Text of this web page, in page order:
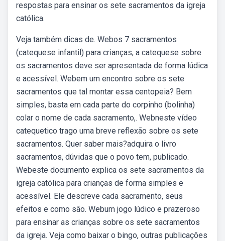
respostas para ensinar os sete sacramentos da igreja
católica.
Veja também dicas de. Webos 7 sacramentos
(catequese infantil) para crianças, a catequese sobre
os sacramentos deve ser apresentada de forma lúdica
e acessível. Webem um encontro sobre os sete
sacramentos que tal montar essa centopeia? Bem
simples, basta em cada parte do corpinho (bolinha)
colar o nome de cada sacramento,. Webneste vídeo
catequetico trago uma breve reflexão sobre os sete
sacramentos. Quer saber mais?adquira o livro
sacramentos, dúvidas que o povo tem, publicado.
Webeste documento explica os sete sacramentos da
igreja católica para crianças de forma simples e
acessível. Ele descreve cada sacramento, seus
efeitos e como são. Webum jogo lúdico e prazeroso
para ensinar as crianças sobre os sete sacramentos
da igreja. Veja como baixar o bingo, outras publicações